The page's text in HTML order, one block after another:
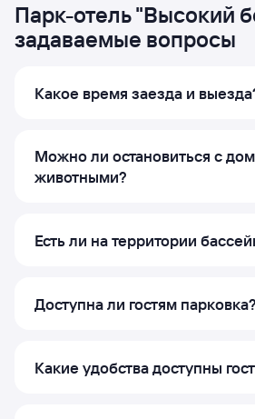
Парк-отель "Высокий
задаваемые вопросы
Какое время заезда и
Можно ли остановиться с
животными?
Есть ли на территории
Доступна ли гостям парковка?
Какие удобства доступны